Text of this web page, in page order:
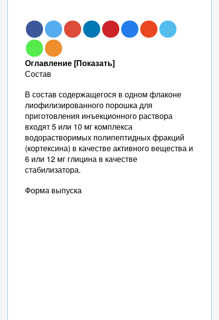
Оглавление [Показать]
Состав
В состав содержащегося в одном флаконе
лиофилизированного порошка для
приготовления инъекционного раствора
входят 5 или 10 мг комплекса
водорастворимых полипептидных фракций
(кортексина) в качестве активного вещества и
6 или 12 мг глицина в качестве
стабилизатора.
Форма выпуска